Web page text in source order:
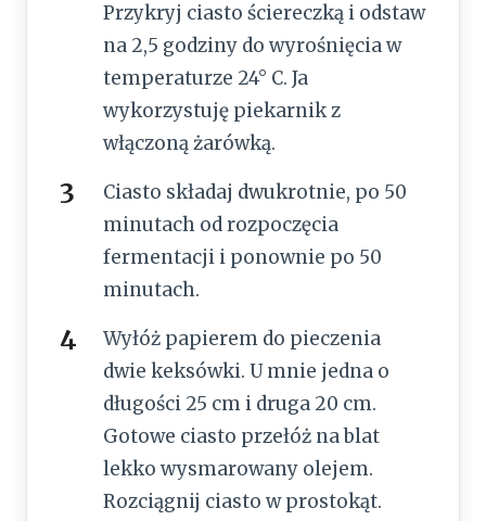
Przykryj ciasto ściereczką i odstaw
na 2,5 godziny do wyrośnięcia w
temperaturze 24° C. Ja
wykorzystuję piekarnik z
włączoną żarówką.
Ciasto składaj dwukrotnie, po 50
minutach od rozpoczęcia
fermentacji i ponownie po 50
minutach.
Wyłóż papierem do pieczenia
dwie keksówki. U mnie jedna o
długości 25 cm i druga 20 cm.
Gotowe ciasto przełóż na blat
lekko wysmarowany olejem.
Rozciągnij ciasto w prostokąt.